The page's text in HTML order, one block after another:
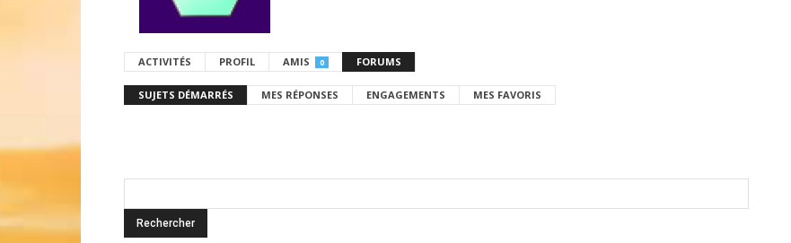
ACTIVITÉS PROFIL AMIS 0 FORUMS
SUJETS DÉMARRÉS MES RÉPONSES ENGAGEMENTS MES FAVORIS